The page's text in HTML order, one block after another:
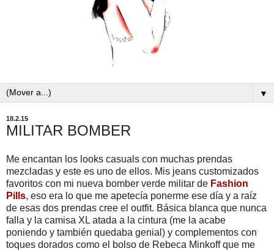
▼
18.2.15
MILITAR BOMBER
Me encantan los looks casuals con muchas prendas
mezcladas y este es uno de ellos. Mis jeans customizados
favoritos con mi nueva bomber verde militar de Fashion
Pills, eso era lo que me apetecía ponerme ese día y a raíz
de esas dos prendas cree el outfit. Básica blanca que nunca
falla y la camisa XL atada a la cintura (me la acabe
poniendo y también quedaba genial) y complementos con
toques dorados como el bolso de Rebeca Minkoff que me